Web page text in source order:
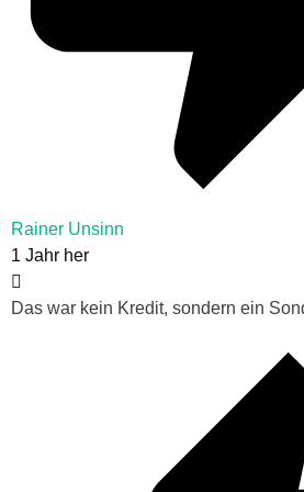
Rainer Unsinn
1 Jahr her
Das war kein Kredit, sondern ein